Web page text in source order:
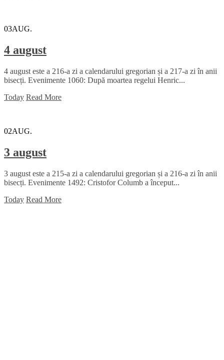
03AUG.
4 august
4 august este a 216-a zi a calendarului gregorian și a 217-a zi în anii
bisecți. Evenimente 1060: După moartea regelui Henric...
Today Read More
02AUG.
3 august
3 august este a 215-a zi a calendarului gregorian și a 216-a zi în anii
bisecți. Evenimente 1492: Cristofor Columb a început...
Today Read More